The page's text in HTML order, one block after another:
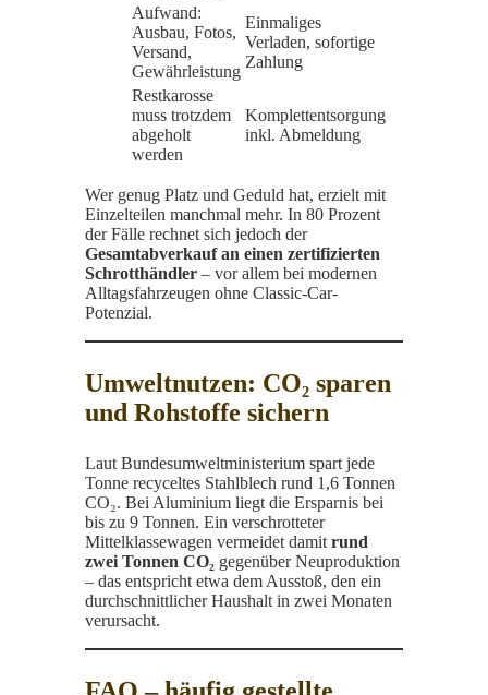
Aufwand:
Ausbau, Fotos,
Versand,
Gewährleistung
Einmaliges
Verladen, sofortige
Zahlung
Restkarosse
muss trotzdem
abgeholt
werden
Komplettentsorgung
inkl. Abmeldung
Wer genug Platz und Geduld hat, erzielt mit
Einzelteilen manchmal mehr. In 80 Prozent
der Fälle rechnet sich jedoch der
Gesamtabverkauf an einen zertifizierten
Schrotthändler – vor allem bei modernen
Alltagsfahrzeugen ohne Classic-Car-
Potenzial.
Umweltnutzen: CO₂ sparen
und Rohstoffe sichern
Laut Bundesumweltministerium spart jede
Tonne recyceltes Stahlblech rund 1,6 Tonnen
CO₂. Bei Aluminium liegt die Ersparnis bei
bis zu 9 Tonnen. Ein verschrotteter
Mittelklasse­wagen vermeidet damit rund
zwei Tonnen CO₂ gegenüber Neuproduktion
– das entspricht etwa dem Ausstoß, den ein
durchschnittlicher Haushalt in zwei Monaten
verursacht.